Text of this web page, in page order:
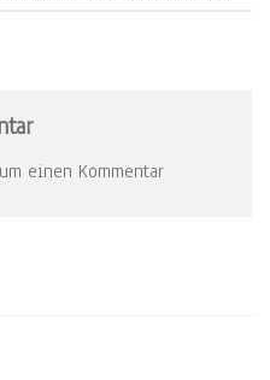
einen Kommentar